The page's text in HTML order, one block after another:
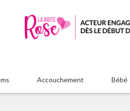
Accouchement Bébé